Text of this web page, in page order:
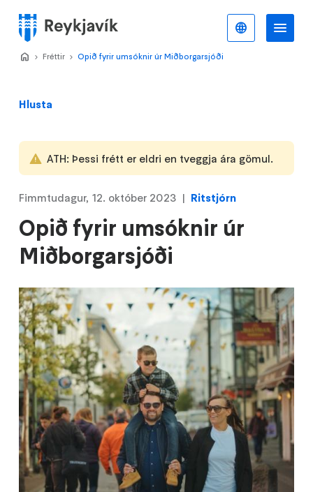
meginefni
Valmynd
Hlusta
ATH: Þessi frétt er eldri en tveggja ára gömul.
Opið fyrir umsóknir úr
Miðborgarsjóði
Fimmtudagur, 12. október 2023 Ritstjórn
Home
>
Fréttir >
Opið fyrir umsóknir úr Miðborgarsjóði
Íslenska